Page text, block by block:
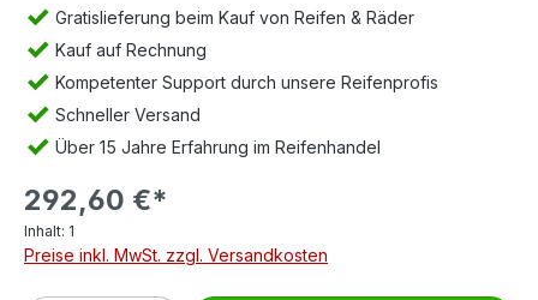
Gratislieferung beim Kauf von Reifen & Räder
Kauf auf Rechnung
Kompetenter Support durch unsere Reifenprofis
Schneller Versand
Über 15 Jahre Erfahrung im Reifenhandel
292,60 €*
Inhalt: 1
Preise inkl. MwSt. zzgl. Versandkosten